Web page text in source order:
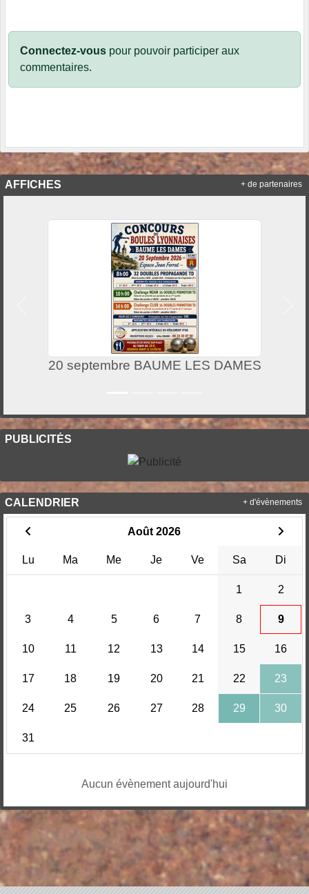
Connectez-vous pour pouvoir participer aux
commentaires.
AFFICHES
20 septembre BAUME LES DAMES
+ de partenaires
PUBLICITÉS
CALENDRIER
Août 2026
Lu Ma Me Je Ve Sa Di
1 2
3 4 5 6 7 8 9
10 11 12 13 14 15 16
17 18 19 20 21 22 23
24 25 26 27 28 29 30
31
Aucun évènement aujourd'hui
+ d'évènements